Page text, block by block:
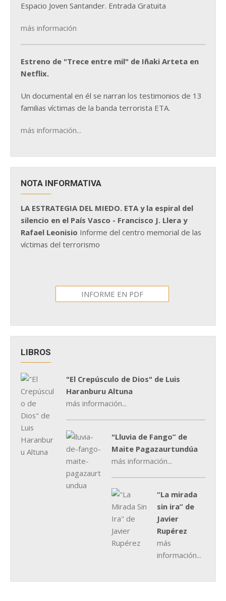
Espacio Joven Santander. Entrada Gratuita
más información
Estreno de "Trece entre mil" de Iñaki Arteta en
Netflix.
Un documental en él se narran los testimonios de 13
familias víctimas de la banda terrorista ETA.
más información...
NOTA INFORMATIVA
LA ESTRATEGIA DEL MIEDO. ETA y la espiral del
silencio en el País Vasco - Francisco J. Llera y
Rafael Leonisio Informe del centro memorial de las
víctimas del terrorismo
INFORME EN PDF
LIBROS
"El Crepúsculo de Dios" de Luis
Haranburu Altuna
más información...
"Lluvia de Fango” de
Maite Pagazaurtundúa
más información...
“La mirada
sin ira” de
Javier
Rupérez
más
información...